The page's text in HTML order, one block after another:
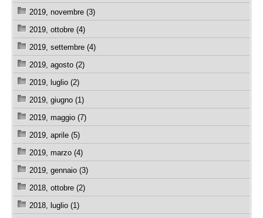
2019, novembre (3)
2019, ottobre (4)
2019, settembre (4)
2019, agosto (2)
2019, luglio (2)
2019, giugno (1)
2019, maggio (7)
2019, aprile (5)
2019, marzo (4)
2019, gennaio (3)
2018, ottobre (2)
2018, luglio (1)